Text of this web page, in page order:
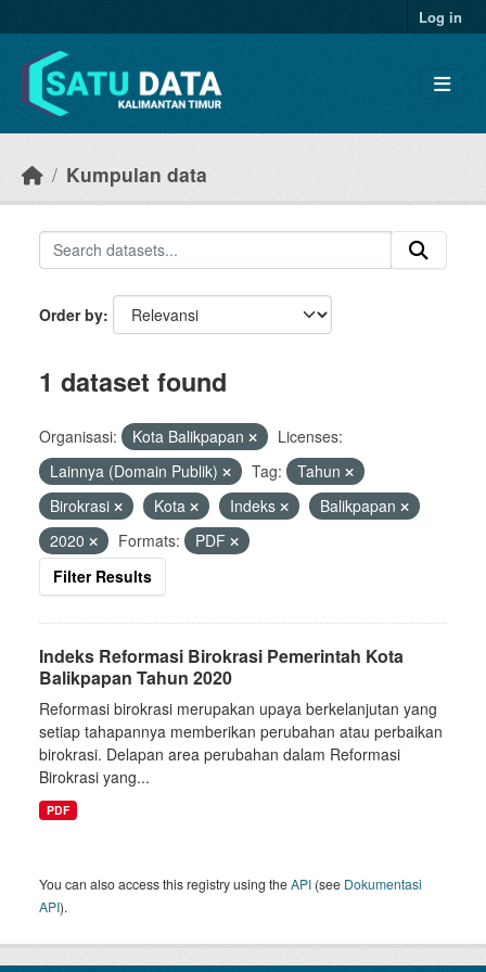
Log in
Kumpulan data
Order by
1 dataset found
Organisasi: Kota Balikpapan
Licenses:
Lainnya (Domain Publik)
Tag:
Tahun
Birokrasi
Kota Indeks
Balikpapan
2020
Formats:
PDF
Filter Results
Indeks Reformasi Birokrasi Pemerintah Kota
Balikpapan Tahun 2020
Reformasi birokrasi merupakan upaya berkelanjutan yang
setiap tahapannya memberikan perubahan atau perbaikan
birokrasi. Delapan area perubahan dalam Reformasi
Birokrasi yang...
PDF
You can also access this registry using theAPI (see Dokumentasi
API).